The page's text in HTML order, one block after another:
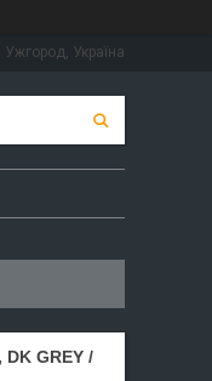
Україна
GREY /